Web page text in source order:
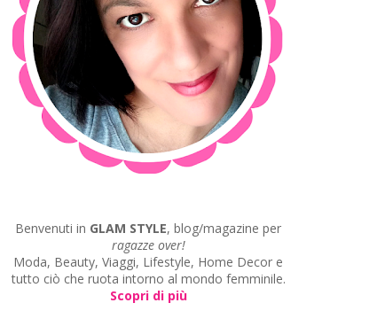
Benvenuti in GLAM STYLE, blog/magazine per
ragazze over!
Moda, Beauty, Viaggi, Lifestyle, Home Decor e
tutto ciò che ruota intorno al mondo femminile.
Scopri di più